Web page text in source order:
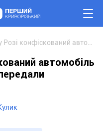
автомобіль